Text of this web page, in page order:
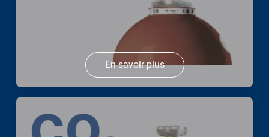
En savoir plus